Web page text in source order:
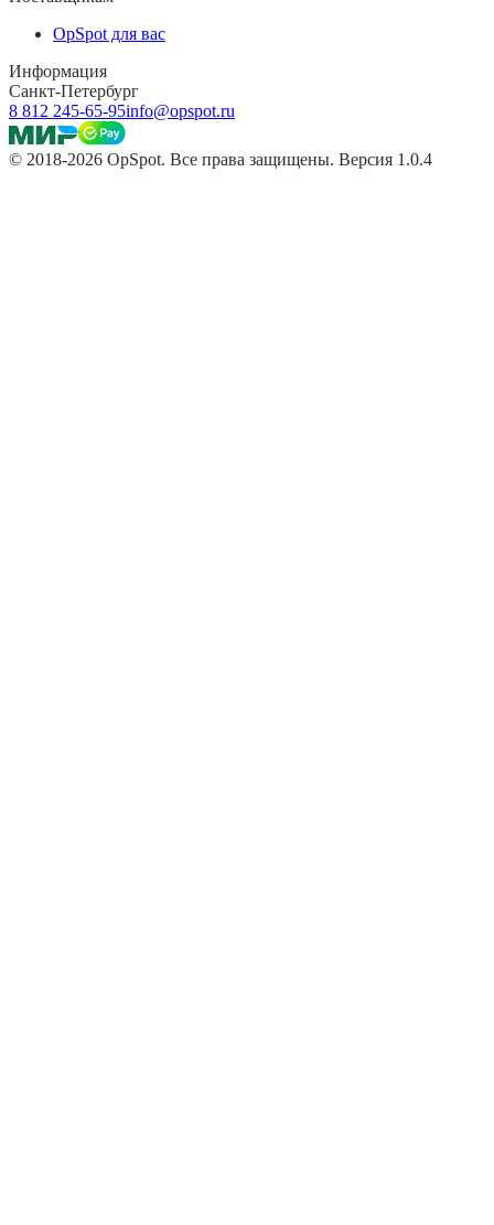
OpSpot для вас
Информация
Санкт-Петербург
8 812 245-65-95info@opspot.ru
© 2018-2026 OpSpot. Все права защищены. Версия 1.0.4